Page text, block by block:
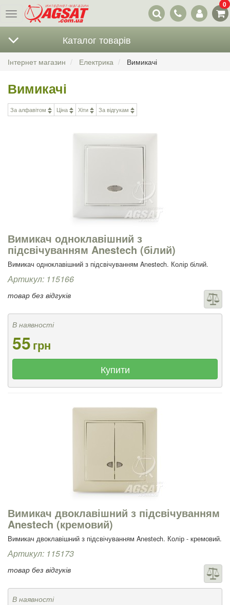
Меню
Наші
контакти
0
Каталог товарів
Інтернет магазин Електрика Вимикачі
Вимикачі
За алфавітом Ціна Хіти За відгукам
Вимикач одноклавішний з
підсвічуванням Anestech (білий)
Вимикач одноклавішний з підсвічуванням Anestech. Колір білий.
Артикул: 115166
товар без відгуків
В наявності
55грн
Купити
Вимикач двоклавішний з підсвічуванням
Anestech (кремовий)
Вимикач двоклавішний з підсвічуванням Anestech. Колір - кремовий.
Артикул: 115173
товар без відгуків
В наявності